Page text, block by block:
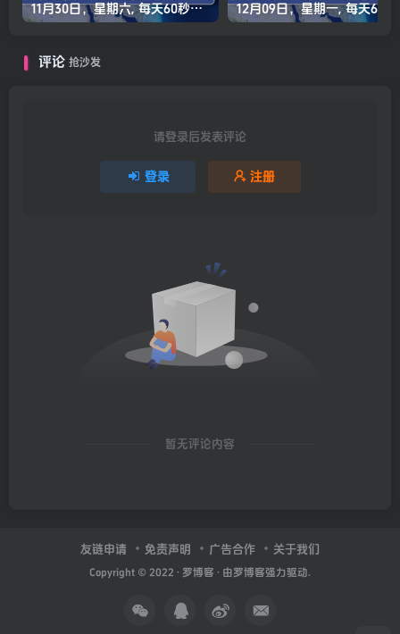
11月30日，星期六, 每天60秒读懂全世界！
评论 抢沙发
请登录后发表评论
登录 注册
暂无评论内容
友链申请 免责声明 广告合作 关于我们
Copyright © 2022 · 罗博客 · 由罗博客强力驱动.